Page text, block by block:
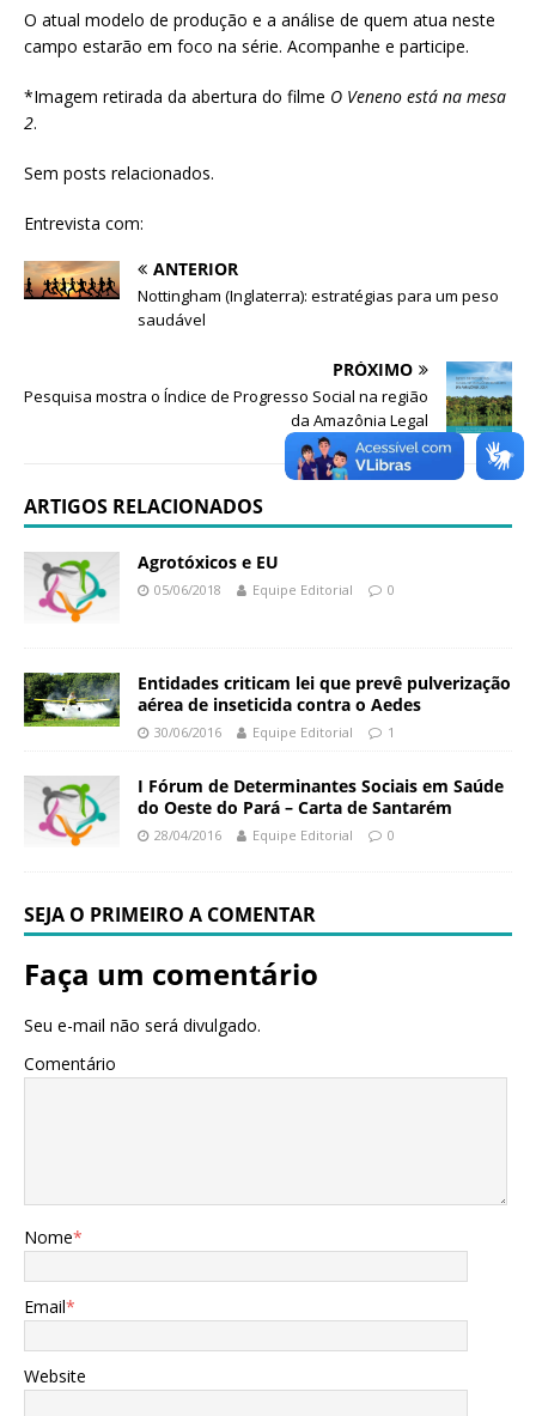
O atual modelo de produção e a análise de quem atua neste
campo estarão em foco na série. Acompanhe e participe.
*Imagem retirada da abertura do filme O Veneno está na mesa
2.
Sem posts relacionados.
Entrevista com:
ANTERIOR
Nottingham (Inglaterra): estratégias para um peso
saudável
PRÓXIMO
Pesquisa mostra o Índice de Progresso Social na região
da Amazônia Legal
ARTIGOS RELACIONADOS
Agrotóxicos e EU
05/06/2018 Equipe Editorial 0
Entidades criticam lei que prevê pulverização
aérea de inseticida contra o Aedes
30/06/2016 Equipe Editorial 1
I Fórum de Determinantes Sociais em Saúde
do Oeste do Pará – Carta de Santarém
28/04/2016 Equipe Editorial 0
SEJA O PRIMEIRO A COMENTAR
Faça um comentário
Seu e-mail não será divulgado.
Comentário
Nome*
Email*
Website